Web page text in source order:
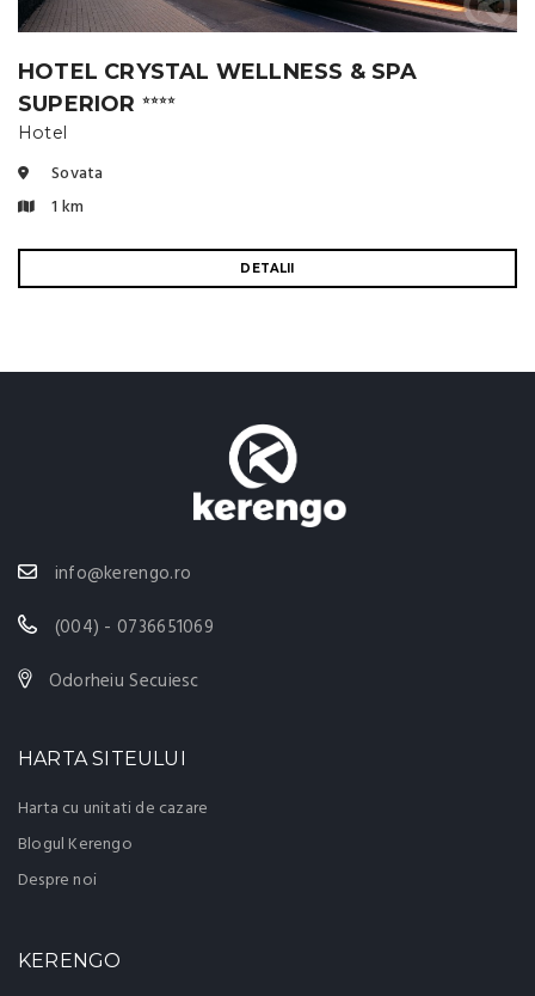
HOTEL CRYSTAL WELLNESS & SPA
SUPERIOR
⭐⭐⭐⭐
Hotel
Sovata
1 km
DETALII
info@kerengo.ro
(004) - 0736651069
Odorheiu Secuiesc
HARTA SITEULUI
Harta cu unitati de cazare
Blogul Kerengo
Despre noi
KERENGO